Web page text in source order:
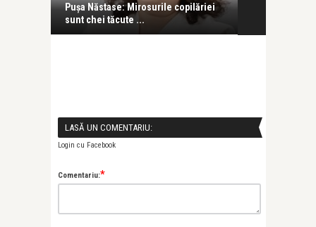
Pușa Năstase: Mirosurile copilăriei
sunt chei tăcute ...
LASĂ UN COMENTARIU:
Login cu Facebook
Comentariu:*